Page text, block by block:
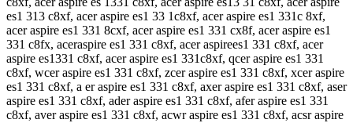
es1 313 c8xf, acer aspire es1 33 1c8xf, acer aspire es1 331c 8xf,
acer aspire es1 331 8cxf, acer aspire es1 331 cx8f, acer aspire es1
331 c8fx, aceraspire es1 331 c8xf, acer aspirees1 331 c8xf, acer
aspire es1331 c8xf, acer aspire es1 331c8xf, qcer aspire es1 331
c8xf, wcer aspire es1 331 c8xf, zcer aspire es1 331 c8xf, xcer aspire
es1 331 c8xf, a er aspire es1 331 c8xf, axer aspire es1 331 c8xf, aser
aspire es1 331 c8xf, ader aspire es1 331 c8xf, afer aspire es1 331
c8xf, aver aspire es1 331 c8xf, acwr aspire es1 331 c8xf, acsr aspire